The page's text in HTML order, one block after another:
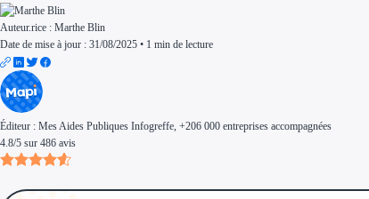
Auteur.rice : Marthe Blin
Date de mise à jour : 31/08/2025 • 1 min de lecture
Éditeur : Mes Aides Publiques Infogreffe, +206 000 entreprises accompagnées
4.8/5 sur 486 avis